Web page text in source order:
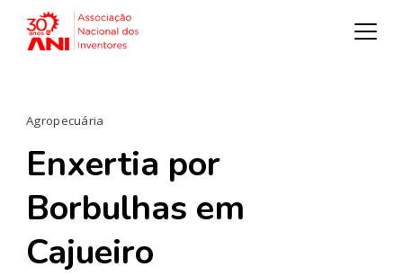
Agropecuária
Enxertia por
Borbulhas em
Cajueiro